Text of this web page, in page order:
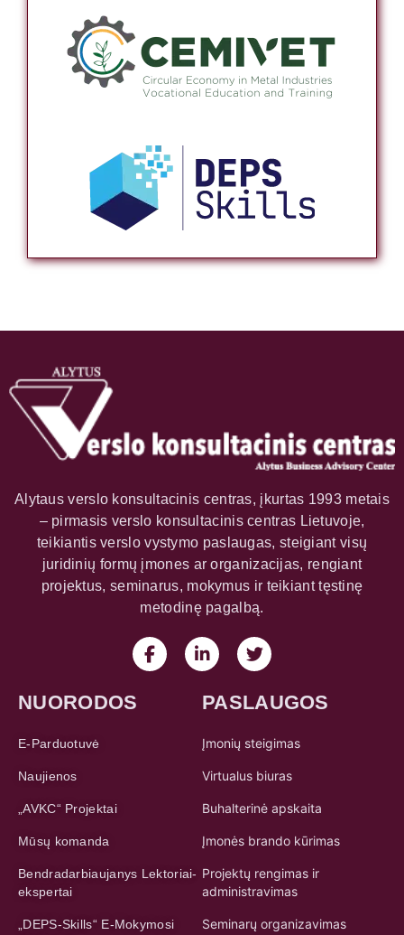
Alytaus verslo konsultacinis centras, įkurtas 1993 metais
– pirmasis verslo konsultacinis centras Lietuvoje,
teikiantis verslo vystymo paslaugas, steigiant visų
juridinių formų įmones ar organizacijas, rengiant
projektus, seminarus, mokymus ir teikiant tęstinę
metodinę pagalbą.
NUORODOS
E-Parduotuvė
Naujienos
„AVKC“ Projektai
Mūsų komanda
Bendradarbiaujanys Lektoriai-
ekspertai
„DEPS-Skills“ E-Mokymosi
PASLAUGOS
Įmonių steigimas
Virtualus biuras
Buhalterinė apskaita
Įmonės brando kūrimas
Projektų rengimas ir
administravimas
Seminarų organizavimas